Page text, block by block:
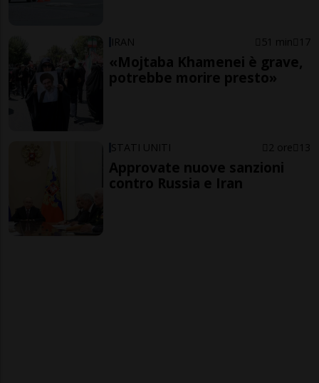
IRAN 51 min 17
«Mojtaba Khamenei è grave,
potrebbe morire presto»
STATI UNITI 2 ore 13
Approvate nuove sanzioni
contro Russia e Iran